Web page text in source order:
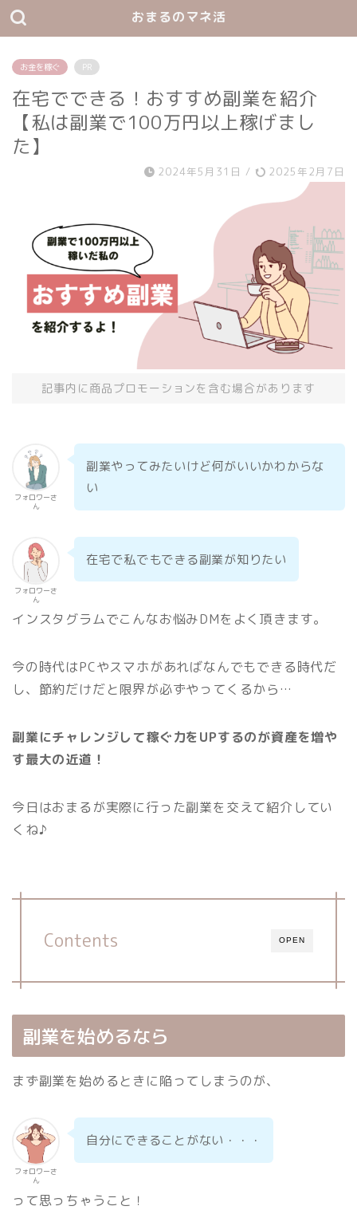
おまるのマネ活
お金を稼ぐ PR
在宅でできる！おすすめ副業を紹介
【私は副業で100万円以上稼げまし
た】
2024年5月31日 / 2025年2月7日
記事内に商品プロモーションを含む場合があります
フォロワーさ
ん
副業やってみたいけど何がいいかわからな
い
フォロワーさ
ん
在宅で私でもできる副業が知りたい
インスタグラムでこんなお悩みDMをよく頂きます。
今の時代はPCやスマホがあればなんでもできる時代だ
し、節約だけだと限界が必ずやってくるから…
副業にチャレンジして稼ぐ力をUPするのが資産を増や
す最大の近道！
今日はおまるが実際に行った副業を交えて紹介してい
くね♪
OPEN
Contents
副業を始めるなら
まず副業を始めるときに陥ってしまうのが、
フォロワーさ
ん
自分にできることがない・・・
って思っちゃうこと！